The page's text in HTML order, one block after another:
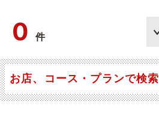
0件
お店、コース・プランで検索